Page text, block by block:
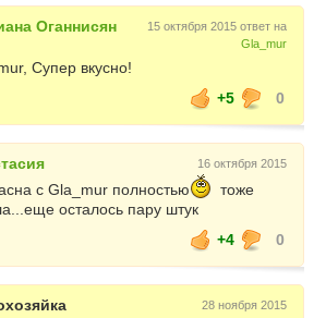
Оганнисян
15 октября 2015 ответ на
Gla_mur
Супер вкусно!
+5
0
16 октября 2015
с Gla_mur полностью
тоже
осталось пару штук
+4
0
28 ноября 2015